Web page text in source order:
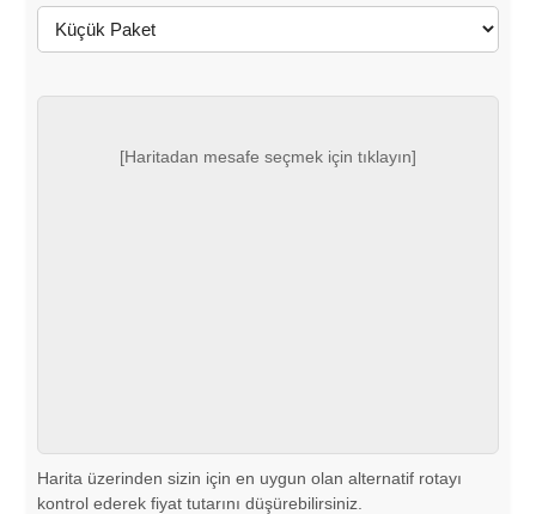
[Haritadan mesafe seçmek için tıklayın]
Harita üzerinden sizin için en uygun olan alternatif rotayı
kontrol ederek fiyat tutarını düşürebilirsiniz.